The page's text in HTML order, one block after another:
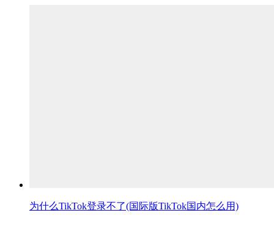
为什么TikTok登录不了(国际版TikTok国内怎么用)